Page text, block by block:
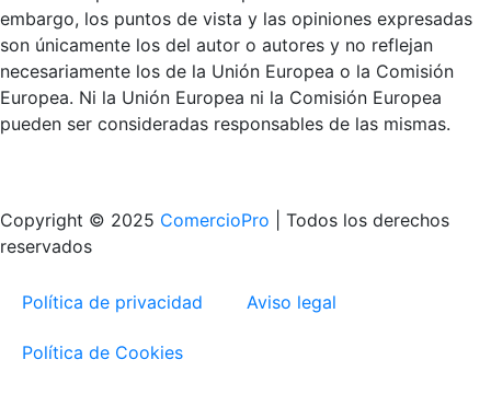
embargo, los puntos de vista y las opiniones expresadas
son únicamente los del autor o autores y no reflejan
necesariamente los de la Unión Europea o la Comisión
Europea. Ni la Unión Europea ni la Comisión Europea
pueden ser consideradas responsables de las mismas.
Copyright © 2025 ComercioPro | Todos los derechos
reservados
Política de privacidad Aviso legal
Política de Cookies